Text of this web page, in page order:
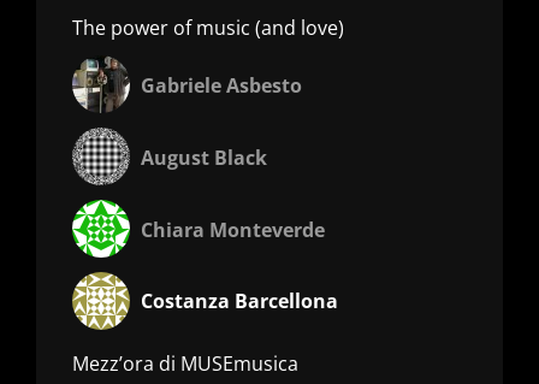
The power of music (and love)
Gabriele Asbesto
August Black
Chiara Monteverde
Costanza Barcellona
Mezz’ora di MUSEmusica